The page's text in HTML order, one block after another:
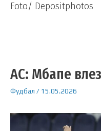
Foto/ Depositphotos
АС: Мбапе
Фудбал / 15.05.2026